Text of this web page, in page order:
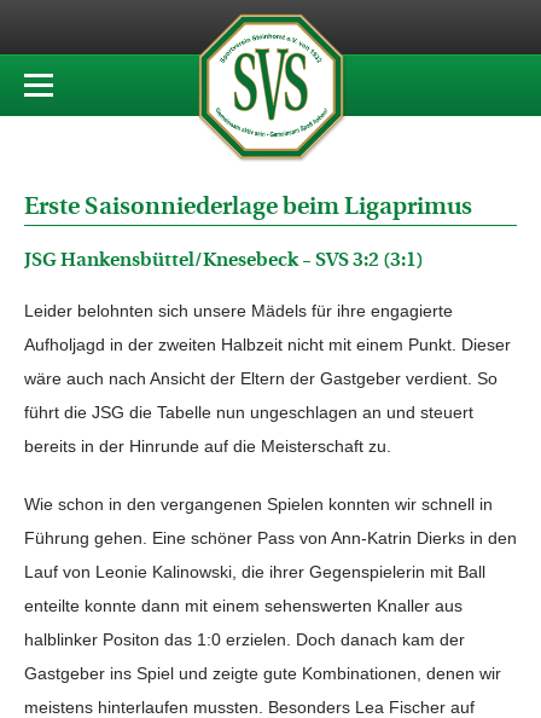
Erste Saisonniederlage beim Ligaprimus
JSG Hankensbüttel/Knesebeck – SVS 3:2 (3:1)
Leider belohnten sich unsere Mädels für ihre engagierte
Aufholjagd in der zweiten Halbzeit nicht mit einem Punkt. Dieser
wäre auch nach Ansicht der Eltern der Gastgeber verdient. So
führt die JSG die Tabelle nun ungeschlagen an und steuert
bereits in der Hinrunde auf die Meisterschaft zu.
Wie schon in den vergangenen Spielen konnten wir schnell in
Führung gehen. Eine schöner Pass von Ann-Katrin Dierks in den
Lauf von Leonie Kalinowski, die ihrer Gegenspielerin mit Ball
enteilte konnte dann mit einem sehenswerten Knaller aus
halblinker Positon das 1:0 erzielen. Doch danach kam der
Gastgeber ins Spiel und zeigte gute Kombinationen, denen wir
meistens hinterlaufen mussten. Besonders Lea Fischer auf